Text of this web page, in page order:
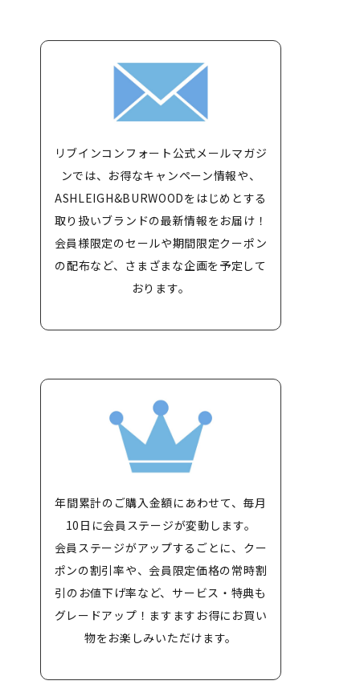
リブインコンフォート公式メールマガジ
ンでは、お得なキャンペーン情報や、
ASHLEIGH&BURWOODをはじめとする
取り扱いブランドの最新情報をお届け！
会員様限定のセールや期間限定クーポン
の配布など、さまざまな企画を予定して
おります。
年間累計のご購入金額にあわせて、毎月
10日に会員ステージが変動します。
会員ステージがアップするごとに、クー
ポンの割引率や、会員限定価格の常時割
引のお値下げ率など、サービス・特典も
グレードアップ！ますますお得にお買い
物をお楽しみいただけます。